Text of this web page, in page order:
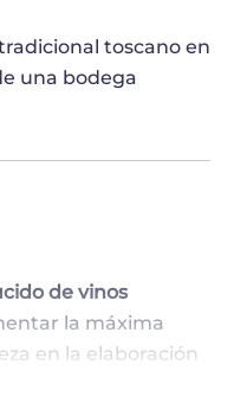
toscano en
una bodega
de vinos
la máxima
en la elaboración